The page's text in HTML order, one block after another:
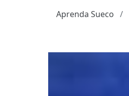
Aprenda Sueco